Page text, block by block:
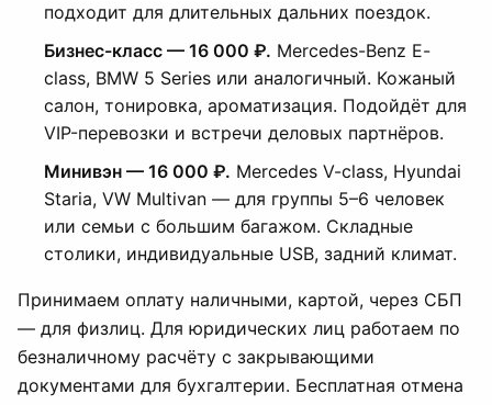
подходит для длительных дальних поездок.
Бизнес-класс — 16 000 ₽. Mercedes-Benz E-
class, BMW 5 Series или аналогичный. Кожаный
салон, тонировка, ароматизация. Подойдёт для
VIP-перевозки и встречи деловых партнёров.
Минивэн — 16 000 ₽. Mercedes V-class, Hyundai
Staria, VW Multivan — для группы 5–6 человек
или семьи с большим багажом. Складные
столики, индивидуальные USB, задний климат.
Принимаем оплату наличными, картой, через СБП
— для физлиц. Для юридических лиц работаем по
безналичному расчёту с закрывающими
документами для бухгалтерии. Бесплатная отмена